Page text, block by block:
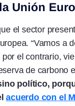
Unión
el sector
“Vamos a
el contrario,
de carbono
político,
acuerdo con el